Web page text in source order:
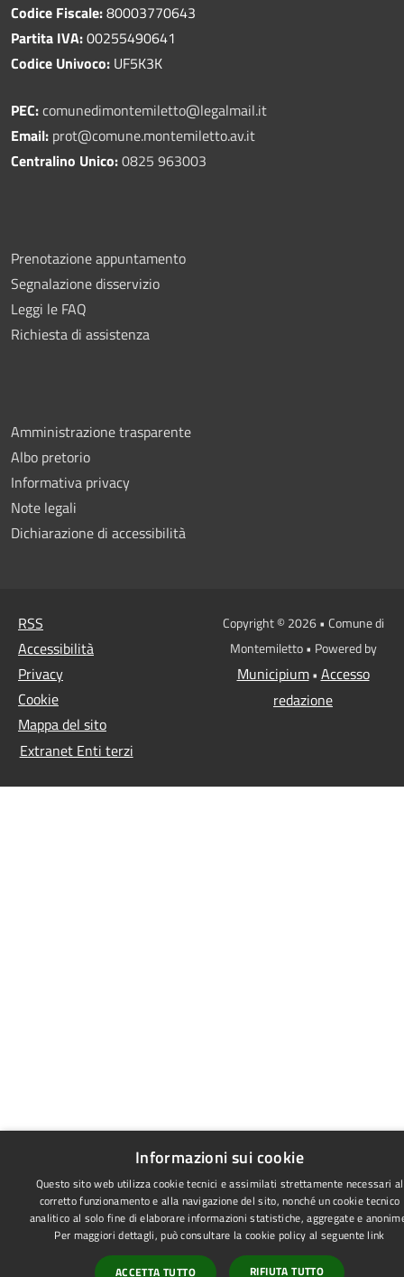
Codice Fiscale:80003770643
Partita IVA:00255490641
Codice Univoco: UF5K3K
PEC:comunedimontemiletto@legalmail.it
Email: prot@comune.montemiletto.av.it
Centralino Unico:0825 963003
Prenotazione appuntamento
Segnalazione disservizio
Leggi le FAQ
Richiesta di assistenza
Amministrazione trasparente
Albo pretorio
Informativa privacy
Note legali
Dichiarazione di accessibilità
RSS
Accessibilità
Privacy
Cookie
Mappa del sito
Extranet Enti terzi
Copyright © 2026 • Comune di
Montemiletto • Powered by
Municipium• Accesso
redazione
Informazioni sui cookie
Questo sito web utilizza cookie tecnici e assimilati strettamente necessari al
corretto funzionamento e alla navigazione del sito, nonché un cookie tecnico
analitico al solo fine di elaborare informazioni statistiche, aggregate e
Per maggiori dettagli, può consultare la cookie policy al seguente link
ACCETTA TUTTO RIFIUTA TUTTO